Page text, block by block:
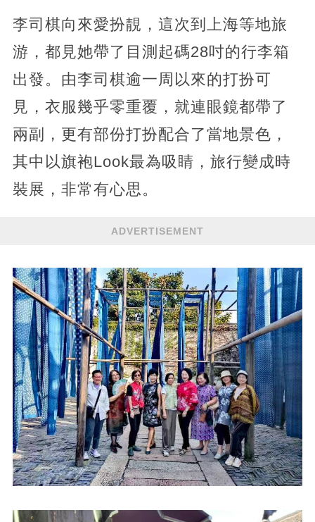
李司棋向來愛扮靚，這次到上海等地旅
游，都見她帶了目測起碼28吋的行李箱
出發。由李司棋逾一周以來的打扮可
見，衣服幾乎零重覆，就連眼鏡都帶了
兩副，更有部份打扮配合了當地景色，
其中以旗袍Look最為吸睛，旅行變成時
裝展，非常有心思。
ADVERTISEMENT